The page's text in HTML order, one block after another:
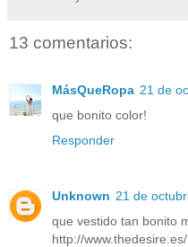
13 comentarios:
MásQueRopa 21 de
que bonito color!
Responder
Unknown 21 de
que vestido tan bonito
http://www.thedesire.es/